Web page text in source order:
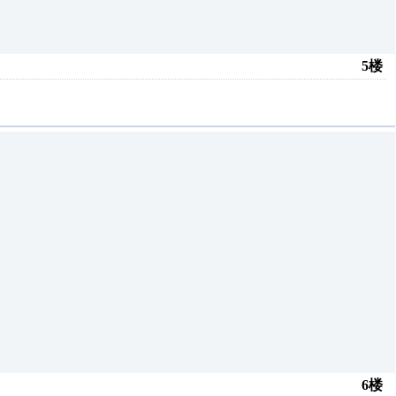
5楼
6楼